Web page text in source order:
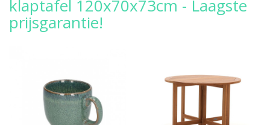
klaptafel 120x70x73cm - Laagste
prijsgarantie!